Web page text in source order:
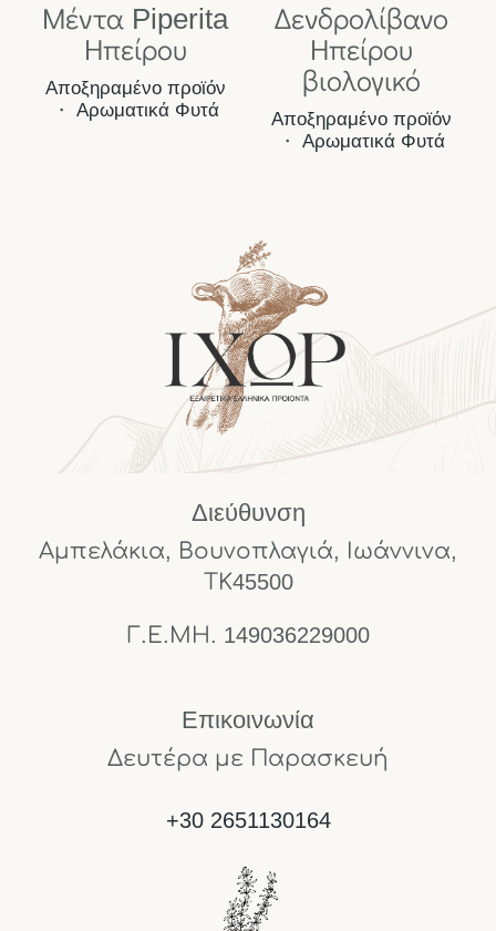
Μέντα Piperita
Ηπείρου
Αποξηραμένο προϊόν
・ Αρωματικά Φυτά
Δενδρολίβανο
Ηπείρου
βιολογικό
Αποξηραμένο προϊόν
・ Αρωματικά Φυτά
Διεύθυνση
Αμπελάκια, Βουνοπλαγιά, Ιωάννινα,
ΤΚ45500
Γ.Ε.ΜΗ. 149036229000
Επικοινωνία
Δευτέρα με Παρασκευή
+30 2651130164